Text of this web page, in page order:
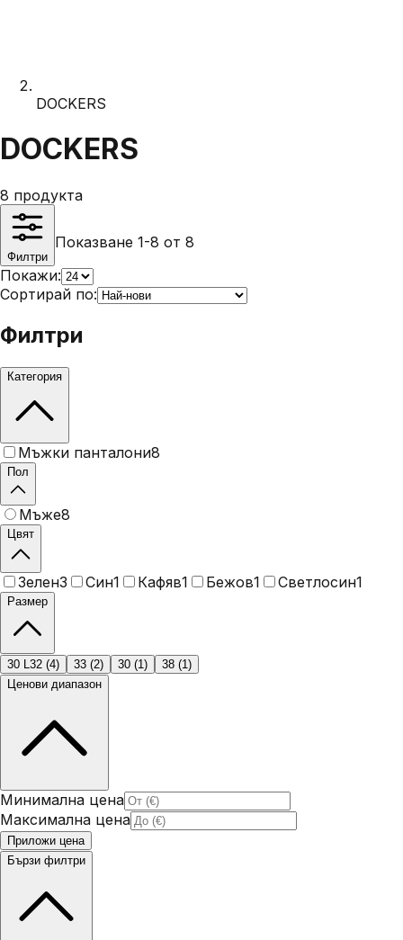
DOCKERS
DOCKERS
8 продукта
Филтри
Показване 1-8 от 8
Покажи:
Сортирай по:
Филтри
Категория
Мъжки панталони8
Пол
Мъже8
Цвят
Зелен3 Син1 Кафяв1 Бежов1 Светлосин1
Размер
30 L32 (4) 33 (2) 30 (1) 38 (1)
Ценови диапазон
Минимална цена
Максимална цена
Приложи цена
Бързи филтри